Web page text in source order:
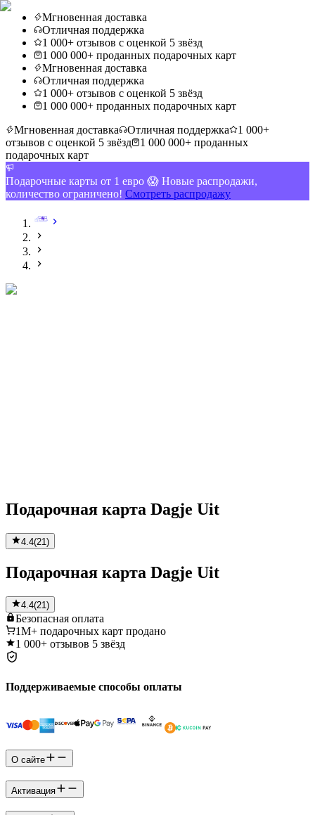
Мгновенная доставка
Отличная поддержка
1 000+ отзывов с оценкой 5 звёзд
1 000 000+ проданных подарочных карт
Мгновенная доставка
Отличная поддержка
1 000+ отзывов с оценкой 5 звёзд
1 000 000+ проданных подарочных карт
Мгновенная доставка
Отличная поддержка
1 000+
отзывов с оценкой 5 звёзд
1 000 000+ проданных
подарочных карт
Подарочные карты от 1 евро 😱 Новые распродажи,
количество ограничено! Смотреть распродажу
Подарочная карта Dagje Uit
4.4(21 )
Подарочная карта Dagje Uit
4.4(21)
Безопасная оплата
1M+ подарочных карт продано
1 000+ отзывов 5 звёзд
Поддерживаемые способы оплаты
О сайте
Активация